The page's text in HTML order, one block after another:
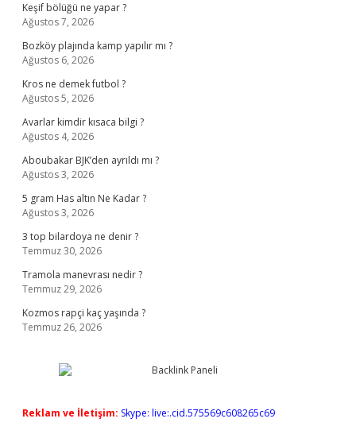
Keşif bölüğü ne yapar ?
Ağustos 7, 2026
Bozköy plajında kamp yapılır mı ?
Ağustos 6, 2026
Kros ne demek futbol ?
Ağustos 5, 2026
Avarlar kimdir kısaca bilgi ?
Ağustos 4, 2026
Aboubakar BJK’den ayrıldı mı ?
Ağustos 3, 2026
5 gram Has altın Ne Kadar ?
Ağustos 3, 2026
3 top bilardoya ne denir ?
Temmuz 30, 2026
Tramola manevrası nedir ?
Temmuz 29, 2026
Kozmos rapçi kaç yaşında ?
Temmuz 26, 2026
Reklam ve İletişim: Skype: live:.cid.575569c608265c69